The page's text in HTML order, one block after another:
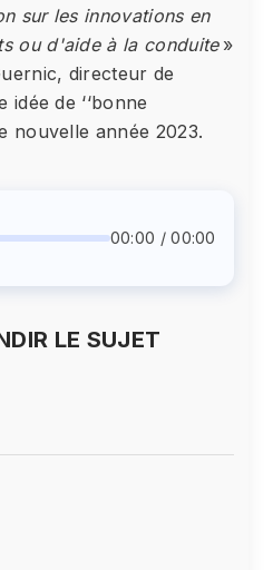
sur les innovations en
ou d'aide à la conduite»
directeur de
de ‘‘bonne
nouvelle année 2023.
00:00 / 00:00
LE SUJET